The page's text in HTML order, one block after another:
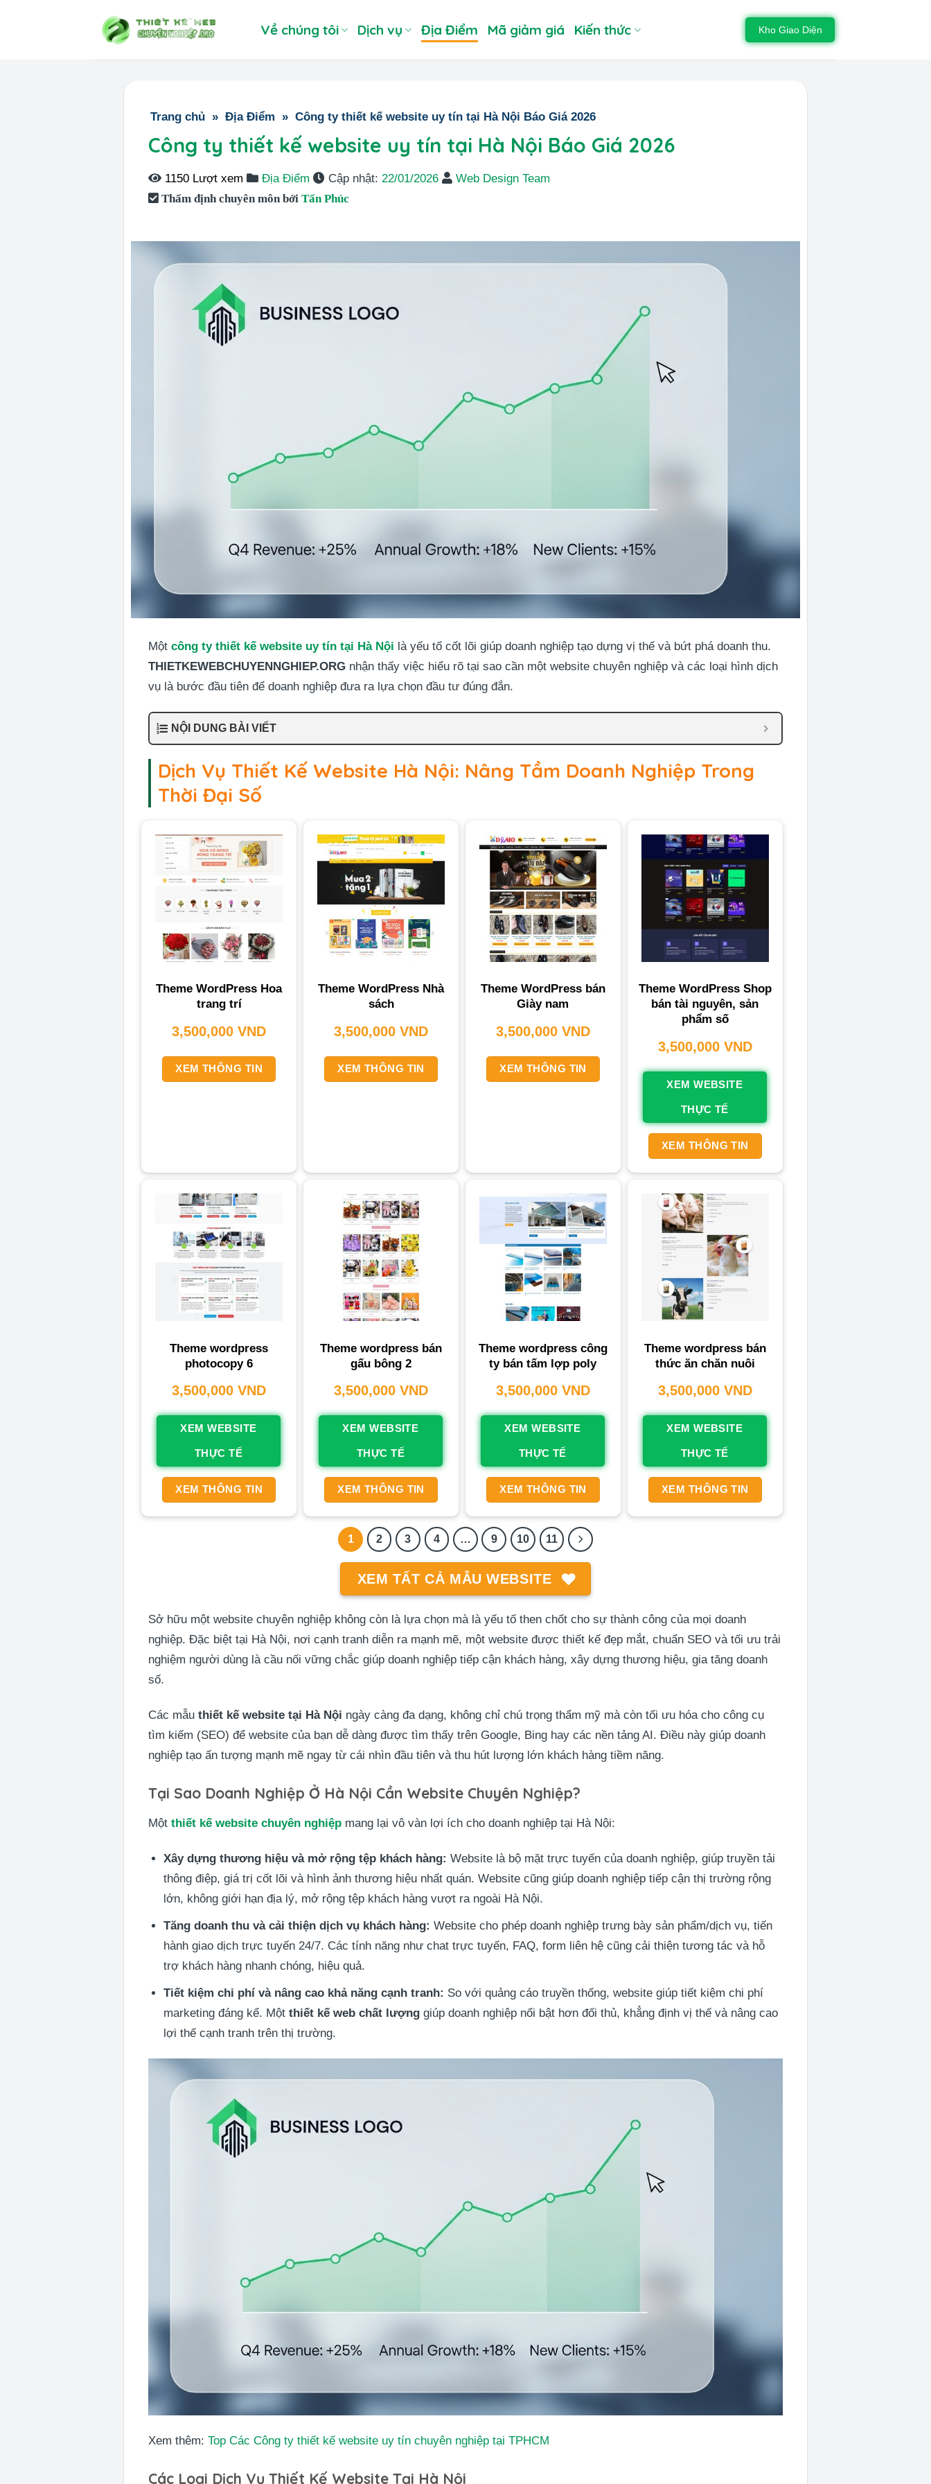
Về chúng tôi Dịch vụ Địa Điểm Mã giảm giá Kiến thức Kho Giao Diện
Trang chủ » Địa Điểm » Công ty thiết kế website uy tín tại Hà Nội Báo Giá 2026
Công ty thiết kế website uy tín tại Hà Nội Báo Giá 2026
1150 Lượt xem Địa Điểm Cập nhật:22/01/2026 Web Design Team
Thẩm định chuyên môn bởiTấn Phúc
Mộtcông ty thiết kế website uy tín tại Hà Nội là yếu tố cốt lõi giúp doanh nghiệp tạo dựng vị thế và bứt phá doanh thu.
THIETKEWEBCHUYENNGHIEP.ORG nhận thấy việc hiểu rõ tại sao cần một website chuyên nghiệp và các loại hình dịch
vụ là bước đầu tiên để doanh nghiệp đưa ra lựa chọn đầu tư đúng đắn.
NỘI DUNG BÀI VIẾT
Dịch Vụ Thiết Kế Website Hà Nội: Nâng Tầm Doanh Nghiệp Trong
Thời Đại Số
Theme WordPress Hoa
trang trí
3,500,000VND
XEM THÔNG TIN
Theme WordPress Nhà
sách
3,500,000VND
XEM THÔNG TIN
Theme WordPress bán
Giày nam
3,500,000 VND
XEM THÔNG TIN
Theme WordPress Shop
bán tài nguyên, sản
phẩm số
3,500,000 VND
XEM WEBSITE
THỰC TẾ
XEM THÔNG TIN
Theme wordpress
photocopy 6
3,500,000VND
XEM WEBSITE
THỰC TẾ
XEM THÔNG TIN
Theme wordpress bán
gấu bông 2
3,500,000VND
XEM WEBSITE
THỰC TẾ
XEM THÔNG TIN
Theme wordpress công
ty bán tấm lợp poly
3,500,000 VND
XEM WEBSITE
THỰC TẾ
XEM THÔNG TIN
Theme wordpress bán
thức ăn chăn nuôi
3,500,000 VND
XEM WEBSITE
THỰC TẾ
XEM THÔNG TIN
1 2 3 4 … 9 10 11
XEM TẤT CẢ MẪU WEBSITE
Sở hữu một website chuyên nghiệp không còn là lựa chọn mà là yếu tố then chốt cho sự thành công của mọi doanh
nghiệp. Đặc biệt tại Hà Nội, nơi cạnh tranh diễn ra mạnh mẽ, một website được thiết kế đẹp mắt, chuẩn SEO và tối ưu trải
nghiệm người dùng là cầu nối vững chắc giúp doanh nghiệp tiếp cận khách hàng, xây dựng thương hiệu, gia tăng doanh
số.
Các mẫuthiết kế website tại Hà Nội ngày càng đa dạng, không chỉ chú trọng thẩm mỹ mà còn tối ưu hóa cho công cụ
tìm kiếm (SEO) để website của bạn dễ dàng được tìm thấy trên Google, Bing hay các nền tảng AI. Điều này giúp doanh
nghiệp tạo ấn tượng mạnh mẽ ngay từ cái nhìn đầu tiên và thu hút lượng lớn khách hàng tiềm năng.
Tại Sao Doanh Nghiệp Ở Hà Nội Cần Website Chuyên Nghiệp?
Mộtthiết kế website chuyên nghiệp mang lại vô vàn lợi ích cho doanh nghiệp tại Hà Nội:
Xây dựng thương hiệu và mở rộng tệp khách hàng: Website là bộ mặt trực tuyến của doanh nghiệp, giúp truyền tải
thông điệp, giá trị cốt lõi và hình ảnh thương hiệu nhất quán. Website cũng giúp doanh nghiệp tiếp cận thị trường rộng
lớn, không giới hạn địa lý, mở rộng tệp khách hàng vượt ra ngoài Hà Nội.
Tăng doanh thu và cải thiện dịch vụ khách hàng: Website cho phép doanh nghiệp trưng bày sản phẩm/dịch vụ, tiến
hành giao dịch trực tuyến 24/7. Các tính năng như chat trực tuyến, FAQ, form liên hệ cũng cải thiện tương tác và hỗ
trợ khách hàng nhanh chóng, hiệu quả.
Tiết kiệm chi phí và nâng cao khả năng cạnh tranh: So với quảng cáo truyền thống, website giúp tiết kiệm chi phí
marketing đáng kể. Mộtthiết kế web chất lượng giúp doanh nghiệp nổi bật hơn đối thủ, khẳng định vị thế và nâng cao
lợi thế cạnh tranh trên thị trường.
Xem thêm:Top Các Công ty thiết kế website uy tín chuyên nghiệp tại TPHCM
Các Loại Dịch Vụ Thiết Kế Website Tại Hà Nội